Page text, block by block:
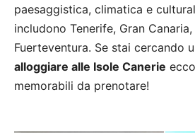
paesaggistica, climatica e
includono Tenerife, Gran
Fuerteventura. Se stai cercando
alloggiare alle Isole Canerie
memorabili da prenotare!